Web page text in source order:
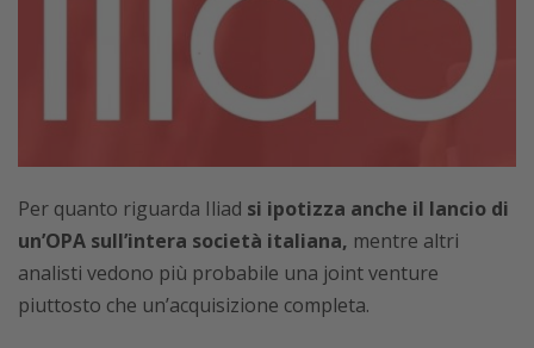
Per quanto riguarda Iliad si ipotizza anche il lancio di
un’OPA sull’intera società italiana, mentre altri
analisti vedono più probabile una joint venture
piuttosto che un’acquisizione completa.